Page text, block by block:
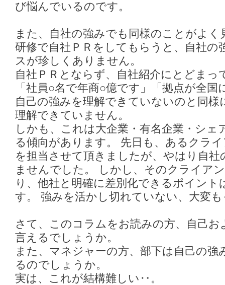
び悩んでいるのです。
また、自社の強みでも同様のことがよく
研修で自社ＰＲをしてもらうと、自社の
スが珍しくありません。
自社ＰＲとならず、自社紹介にとどまっ
「社員○名で年商○億です」「拠点が全
自己の強みを理解できていないのと同様
理解できていません。
しかも、これは大企業・有名企業・シェ
る傾向があります。 先日も、あるクラ
を担当させて頂きましたが、やはり自社
ませんでした。 しかし、そのクライア
り、他社と明確に差別化できるポイン
す。 強みを活かし切れていない、大変
さて、このコラムをお読みの方、自己
言えるでしょうか。
また、マネジャーの方、部下は自己の強
るのでしょうか。
実は、これが結構難しい‥。